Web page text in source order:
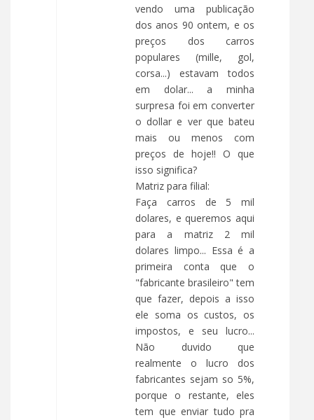
vendo uma publicação
dos anos 90 ontem, e os
preços dos carros
populares (mille, gol,
corsa...) estavam todos
em dolar... a minha
surpresa foi em converter
o dollar e ver que bateu
mais ou menos com
preços de hoje!! O que
isso significa?
Matriz para filial:
Faça carros de 5 mil
dolares, e queremos aqui
para a matriz 2 mil
dolares limpo... Essa é a
primeira conta que o
"fabricante brasileiro" tem
que fazer, depois a isso
ele soma os custos, os
impostos, e seu lucro...
Não duvido que
realmente o lucro dos
fabricantes sejam so 5%,
porque o restante, eles
tem que enviar tudo pra